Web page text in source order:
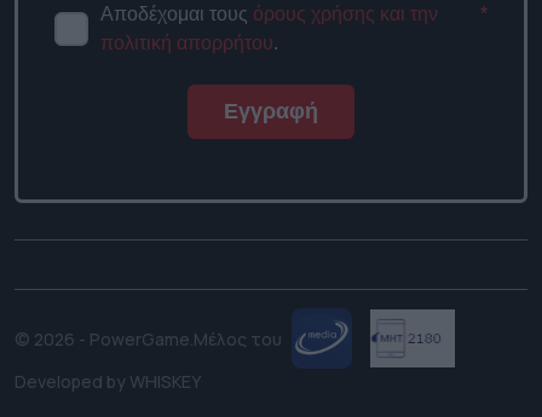
Αποδέχομαι τους όρους χρήσης και την
πολιτική απορρήτου.
*
Εγγραφή
© 2026 - PowerGame. Μέλος του
Developed by WHISKEY